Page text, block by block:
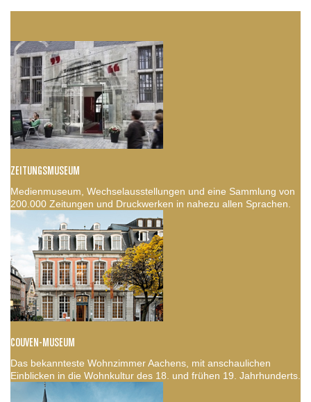
ZEITUNGSMUSEUM
Medienmuseum, Wechselausstellungen und eine Sammlung von
200.000 Zeitungen und Druckwerken in nahezu allen Sprachen.
COUVEN-MUSEUM
Das bekannteste Wohnzimmer Aachens, mit anschaulichen
Einblicken in die Wohnkultur des 18. und frühen 19. Jahrhunderts.